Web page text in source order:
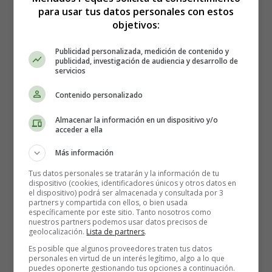
no levanta cabeza, su hermana menor cambia de novio
cada noche, y la mayor, madre de un niño de tres años, se
poco, tiene dos trabajos: en el quiosco de periódicos
familiar por las mañanas y como agente inmobiliario por
las tardes. Además, su mejor amigo no puede decidirse
entre dos chicas que van tras de él.
Pronto conocen a dos jóvenes españolas en Roma y se
dan cuenta que la vida es demasiado corta para
desperdiciarla pensando en el pasado, así que deciden
pasárselo bien junto a las dos extranjeras. Cuando Nicco
se da cuenta de que sus sentimientos son más fuertes que
una simple atracción física, su chica desaparece sin dejar
rastro. ¿Qué debe hacer?
Así empieza Ese instante de felicidad:
para usar tus datos personales con estos
objetivos:
Publicidad personalizada, medición de contenido y
publicidad, investigación de audiencia y desarrollo de
servicios
Contenido personalizado
Almacenar la información en un dispositivo y/o
acceder a ella
Más información
Tus datos personales se tratarán y la información de tu
dispositivo (cookies, identificadores únicos y otros datos en
el dispositivo) podrá ser almacenada y consultada por 3
partners y compartida con ellos, o bien usada
específicamente por este sitio. Tanto nosotros como
nuestros partners podemos usar datos precisos de
geolocalización. Lista de partners.
Es posible que algunos proveedores traten tus datos
personales en virtud de un interés legítimo, algo a lo que
puedes oponerte gestionando tus opciones a continuación.